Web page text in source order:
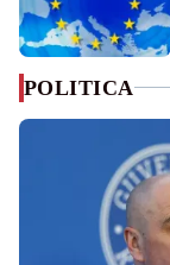
POLITICA